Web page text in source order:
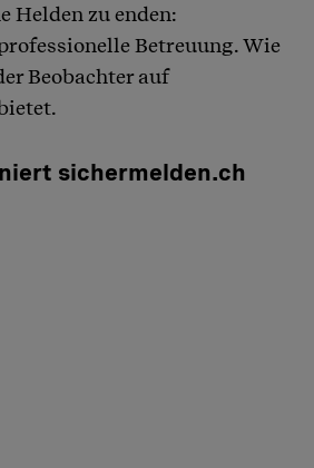
Helden zu enden:
Betreuung. Wie
Beobachter auf
sichermelden.ch